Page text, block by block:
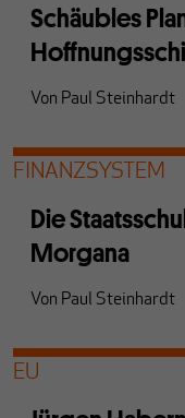
Schäubles
Von Paul Steinhardt
FINANZSYSTEM
Die
Morgana
Von Paul Steinhardt
EU